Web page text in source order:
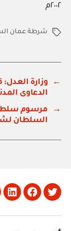
٢٠٠٢م
الوسومشرطة عمان
←
الدعاوى
→
السلطان
Twitter